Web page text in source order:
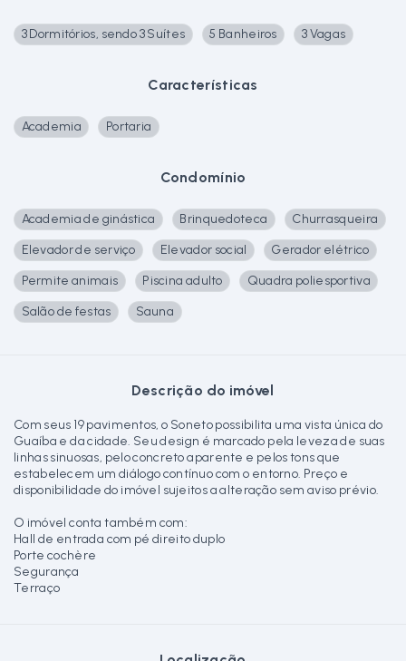
3 Dormitórios, sendo 3 Suítes 5 Banheiros 3 Vagas
Características
Academia Portaria
Condomínio
Academia de ginástica Brinquedoteca
Churrasqueira
Elevador de serviço
Elevador social
Gerador elétrico
Permite animais
Piscina adulto
Quadra poliesportiva
Salão de festas
Sauna
Descrição do imóvel
Com seus 19 pavimentos, o Soneto possibilita uma vista única do
Guaíba e da cidade. Seu design é marcado pela leveza de suas
linhas sinuosas, pelo concreto aparente e pelos tons que
estabelecem um diálogo contínuo com o entorno. Preço e
disponibilidade do imóvel sujeitos a alteração sem aviso prévio.
O imóvel conta também com:
Hall de entrada com pé direito duplo
Porte cochère
Segurança
Terraço